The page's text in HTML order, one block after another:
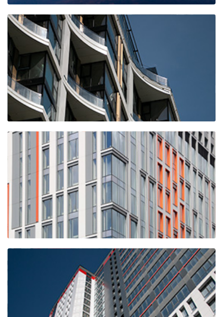
Отель "ЭРБЕЛИЯ"
ЖК Примавера
(2-я очередь)
ЖК "ТЕХНОПАРК"